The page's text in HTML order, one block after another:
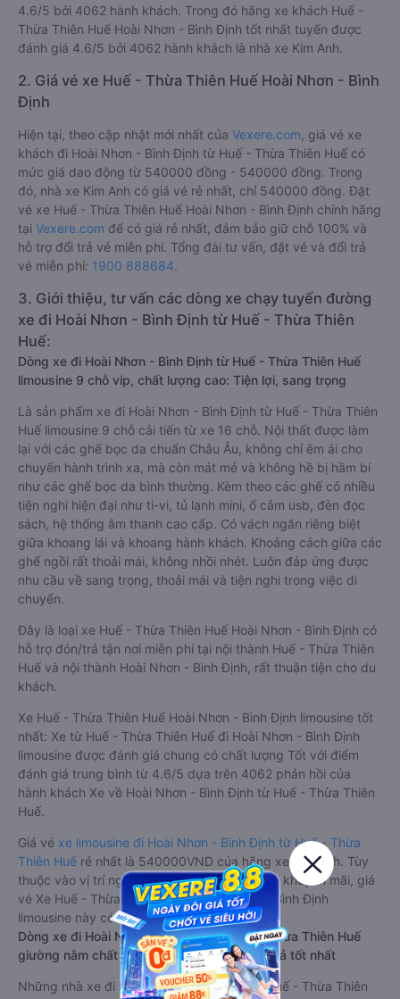
4.6/5 bởi 4062 hành khách. Trong đó hãng xe khách Huế -
Thừa Thiên Huế Hoài Nhơn - Bình Định tốt nhất tuyến được
đánh giá 4.6/5 bởi 4062 hành khách là nhà xe Kim Anh.
2. Giá vé xe Huế - Thừa Thiên Huế Hoài Nhơn - Bình
Định
Hiện tại, theo cập nhật mới nhất của Vexere.com , giá vé xe
khách đi Hoài Nhơn - Bình Định từ Huế - Thừa Thiên Huế có
mức giá dao động từ 540000 đồng - 540000 đồng. Trong
đó, nhà xe Kim Anh có giá vé rẻ nhất, chỉ 540000 đồng. Đặt
vé xe Huế - Thừa Thiên Huế Hoài Nhơn - Bình Định chính hãng
tại Vexere.com để có giá rẻ nhất, đảm bảo giữ chỗ 100% và
hỗ trợ đổi trả vé miễn phí. Tổng đài tư vấn, đặt vé và đổi trả
vé miễn phí: 1900 888684.
3. Giới thiệu, tư vấn các dòng xe chạy tuyến đường
xe đi Hoài Nhơn - Bình Định từ Huế - Thừa Thiên
Huế:
Dòng xe đi Hoài Nhơn - Bình Định từ Huế - Thừa Thiên Huế
limousine 9 chỗ vip, chất lượng cao: Tiện lợi, sang trọng
Là sản phẩm xe đi Hoài Nhơn - Bình Định từ Huế - Thừa Thiên
Huế limousine 9 chỗ cải tiến từ xe 16 chỗ. Nội thất được làm
lại với các ghế bọc da chuẩn Châu Âu, không chỉ êm ái cho
chuyến hành trình xa, mà còn mát mẻ và không hề bị hầm bí
như các ghế bọc da bình thường. Kèm theo các ghế có nhiều
tiện nghi hiện đại như ti-vi, tủ lạnh mini, ổ cắm usb, đèn đọc
sách, hệ thống âm thanh cao cấp. Có vách ngăn riêng biệt
giữa khoang lái và khoang hành khách. Khoảng cách giữa các
ghế ngồi rất thoải mái, không nhồi nhét. Luôn đáp ứng được
nhu cầu về sang trọng, thoải mái và tiện nghi trong việc di
chuyển.
Đây là loại xe Huế - Thừa Thiên Huế Hoài Nhơn - Bình Định có
hỗ trợ đón/trả tận nơi miễn phí tại nội thành Huế - Thừa Thiên
Huế và nội thành Hoài Nhơn - Bình Định, rất thuận tiện cho du
khách.
Xe Huế - Thừa Thiên Huế Hoài Nhơn - Bình Định limousine tốt
nhất: Xe từ Huế - Thừa Thiên Huế đi Hoài Nhơn - Bình Định
limousine được đánh giá chung có chất lượng Tốt với điểm
đánh giá trung bình từ 4.6/5 dựa trên 4062 phản hồi của
hành khách Xe về Hoài Nhơn - Bình Định từ Huế - Thừa Thiên
Huế.
Giá vé xe limousine đi Hoài Nhơn - Bình Định từ Huế - Thừa
Thiên Huế rẻ nhất là 540000VND của hãng xe Kim Anh. Tùy
thuộc vào vị trí ngồi của bạn và chương trình khuyến mãi, giá
vé Xe Huế - Thừa Thiên Huế đi Hoài Nhơn - Bình Định
limousine này có thể sẽ rẻ hơn
Dòng xe đi Hoài Nhơn - Bình Định từ Huế - Thừa Thiên Huế
giường nằm chất lượng cao: Thoải mái, giá cả tốt nhất
Những nhà xe đi Hoài Nhơn - Bình Định từ Huế - Thừa Thiên